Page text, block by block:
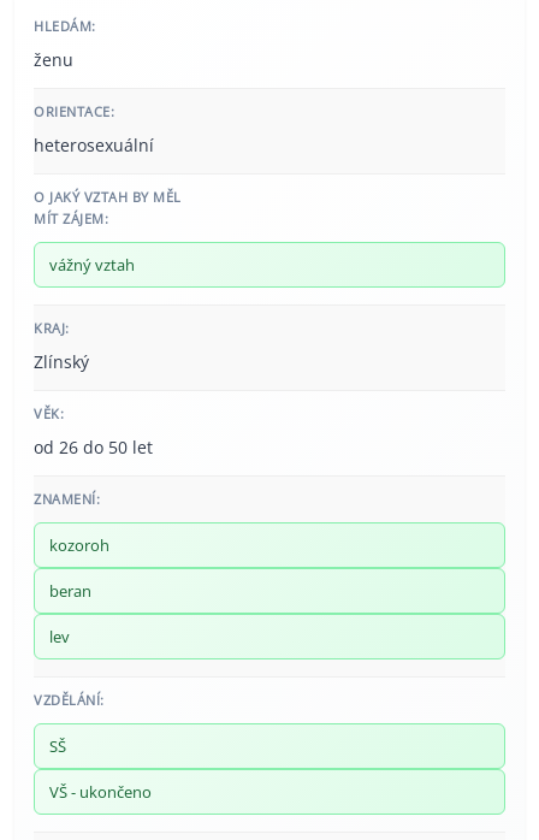
HLEDÁM:
ženu
ORIENTACE:
heterosexuální
O JAKÝ VZTAH BY MĚL
MÍT ZÁJEM:
vážný vztah
KRAJ:
Zlínský
VĚK:
od 26 do 50 let
ZNAMENÍ:
kozoroh
beran
lev
VZDĚLÁNÍ:
SŠ
VŠ - ukončeno